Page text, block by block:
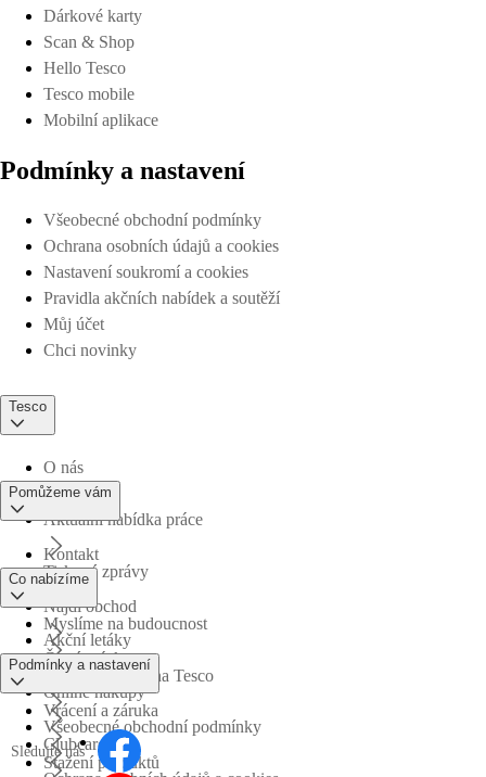
Dárkové karty
Scan & Shop
Hello Tesco
Tesco mobile
Mobilní aplikace
Podmínky a nastavení
Všeobecné obchodní podmínky
Ochrana osobních údajů a cookies
Nastavení soukromí a cookies
Pravidla akčních nabídek a soutěží
Můj účet
Chci novinky
Tesco
O nás
Aktuální nabídka práce
Tiskové zprávy
Myslíme na budoucnost
Obchodní skupina Tesco
Pomůžeme vám
Kontakt
Najdi obchod
Časté otázky
Vrácení a záruka
Stažení produktů
Co nabízíme
Akční letáky
Online nákupy
Clubcard
Podmínky a nastavení
Všeobecné obchodní podmínky
Sledujte nás